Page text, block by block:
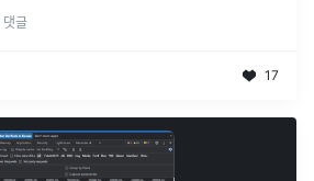
댓글
17